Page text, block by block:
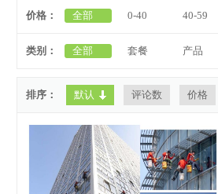
价格： 全部 0-40 40-59
类别： 全部 套餐 产品
排序： 默认 评论数 价格